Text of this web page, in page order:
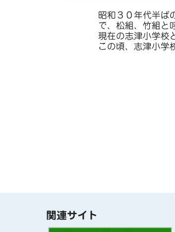
昭和３０年代半ば
で、松組、竹組と
現在の志津小学校
この頃、志津小学
関連サイト